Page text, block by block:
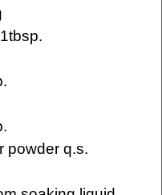
powder q.s.